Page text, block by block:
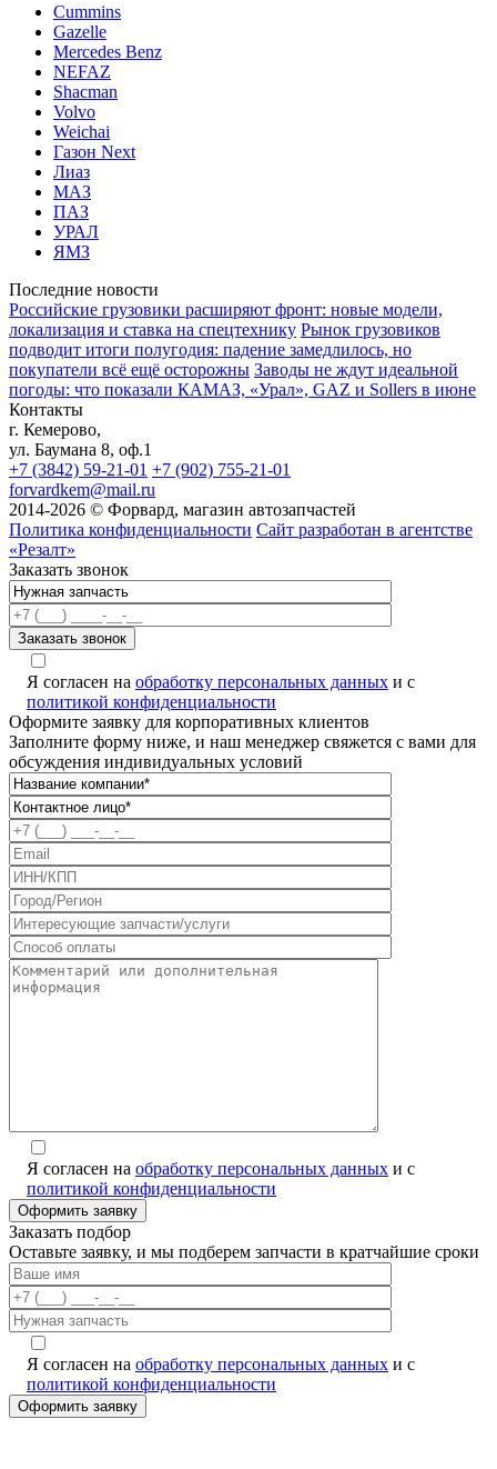
Cummins
Gazelle
Mercedes Benz
NEFAZ
Shacman
Volvo
Weichai
Газон Next
Лиаз
МАЗ
ПАЗ
УРАЛ
ЯМЗ
Последние новости
Российские грузовики расширяют фронт: новые модели,
локализация и ставка на спецтехнику Рынок грузовиков
подводит итоги полугодия: падение замедлилось, но
покупатели всё ещё осторожны Заводы не ждут идеальной
погоды: что показали КАМАЗ, «Урал», GAZ и Sollers в июне
Контакты
г. Кемерово,
ул. Баумана 8, оф.1
+7 (3842) 59-21-01 +7 (902) 755-21-01
forvardkem@mail.ru
2014-2026 © Форвард, магазин автозапчастей
Политика конфиденциальности Сайт разработан в агентстве
«Резалт»
Заказать звонок
Я согласен на обработку персональных данных и с
политикой конфиденциальности
Оформите заявку для корпоративных клиентов
Заполните форму ниже, и наш менеджер свяжется с вами для
обсуждения индивидуальных условий
Я согласен на обработку персональных данных и с
политикой конфиденциальности
Заказать подбор
Оставьте заявку, и мы подберем запчасти в кратчайшие сроки
Я согласен на обработку персональных данных и с
политикой конфиденциальности